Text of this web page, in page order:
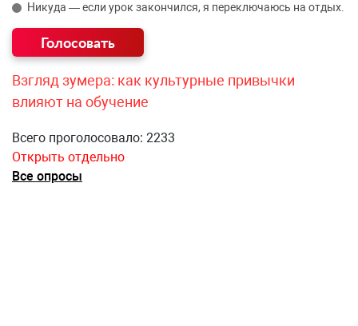
Никуда — если урок закончился, я переключаюсь на отдых.
Взгляд зумера: как культурные привычки
влияют на обучение
Всего проголосовало: 2233
Открыть отдельно
Все опросы